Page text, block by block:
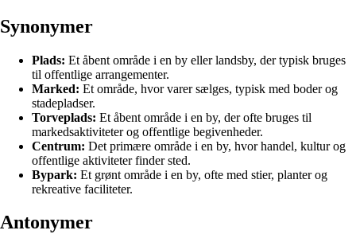
Synonymer
Plads: Et åbent område i en by eller landsby, der typisk bruges
til offentlige arrangementer.
Marked: Et område, hvor varer sælges, typisk med boder og
stadepladser.
Torveplads: Et åbent område i en by, der ofte bruges til
markedsaktiviteter og offentlige begivenheder.
Centrum: Det primære område i en by, hvor handel, kultur og
offentlige aktiviteter finder sted.
Bypark: Et grønt område i en by, ofte med stier, planter og
rekreative faciliteter.
Antonymer